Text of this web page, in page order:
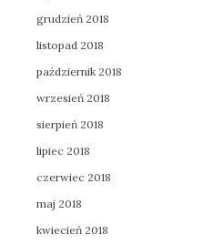
grudzień 2018
listopad 2018
październik 2018
wrzesień 2018
sierpień 2018
lipiec 2018
czerwiec 2018
maj 2018
kwiecień 2018